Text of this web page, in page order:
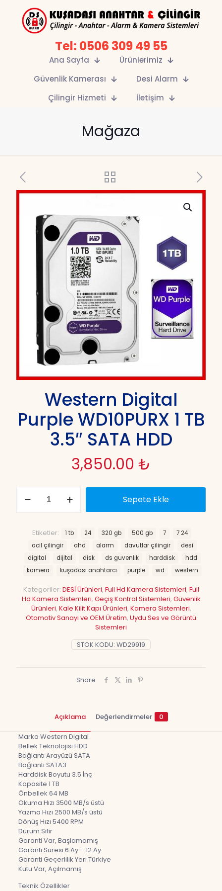
Tel: 0506 309 49 55
Ana Sayfa
Ürünlerimiz
Güvenlik Kamerası
Desi Alarm
Çilingir Hizmeti
İletişim
Mağaza
Western Digital
Purple WD10PURX 1 TB
3.5″ SATA HDD
3,850.00 ₺
Digital
SATA
HDD
Sepete Ekle
STOK KODU: WD29919
Kategoriler: DESİ Ürünleri, Full Hd Kamera Sistemleri, Full
Hd Kamera Sistemleri, Geçiş Kontrol Sistemleri, Güvenlik
Ürünleri, Kale Kilit Kapı Ürünleri, Kamera Sistemleri,
Otomotiv Sanayi ve OEM Üretim, Uydu Ses ve Görüntü
Sistemleri
Etiketler: 1 tb 24 320 gb 500 gb 7
7 24
acil çilingir
ahd alarm davutlar çilingir
desi
digital
dijital disk ds guvenlik harddisk
hdd
kamera
kuşadası anahtarcı purple wd western
Share
Açıklama Değerlendirmeler 0
Marka Western Digital
Bellek Teknolojisi HDD
Bağlantı Arayüzü SATA
Bağlantı SATA3
Harddisk Boyutu 3.5 İnç
Kapasite 1 TB
Önbellek 64 MB
Okuma Hızı 3500 MB/s üstü
Yazma Hızı 2500 MB/s üstü
Dönüş Hızı 5400 RPM
Durum Sıfır
Garanti Var, Başlamamış
Garanti Süresi 6 Ay – 12 Ay
Garanti Geçerlilik Yeri Türkiye
Kutu Var, Açılmamış
Teknik Özellikler